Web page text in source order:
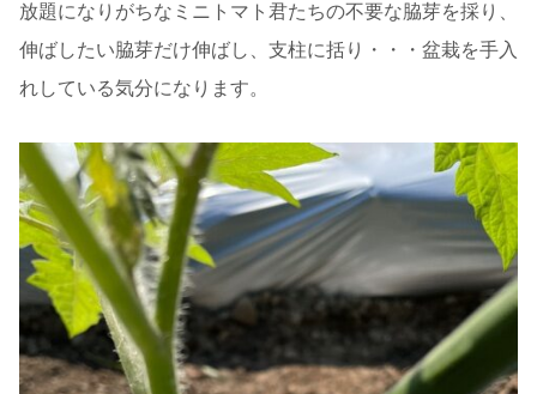
放題になりがちなミニトマト君たちの不要な脇芽を採り、
伸ばしたい脇芽だけ伸ばし、支柱に括り・・・盆栽を手入
れしている気分になります。